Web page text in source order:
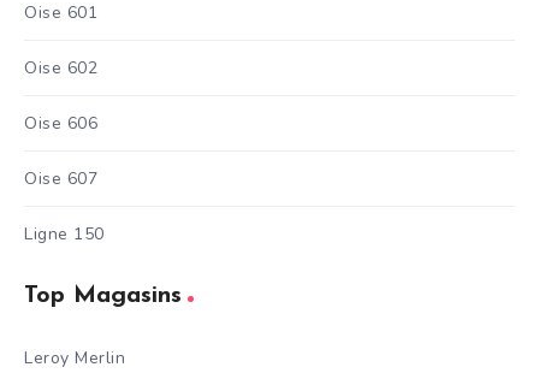
Oise 601
Oise 602
Oise 606
Oise 607
Ligne 150
Top Magasins
Leroy Merlin